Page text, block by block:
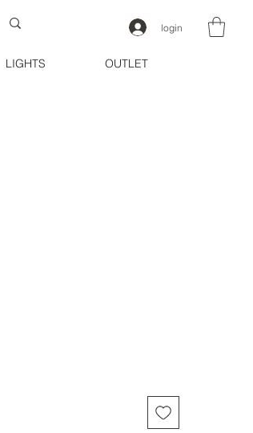
login
LIGHTS OUTLET